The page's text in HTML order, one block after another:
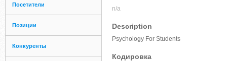
Посетители
Позиции
Конкуренты
n/a
Description
Psychology For Students
Кодировка